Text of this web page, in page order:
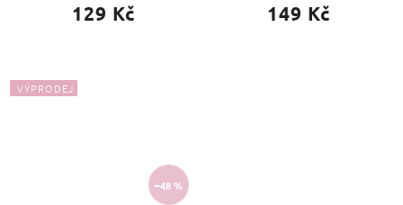
129 Kč 149 Kč
VÝPRODEJ
–48 %